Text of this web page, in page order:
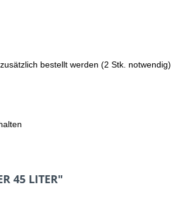
bestellt werden (2 Stk. notwendig)
45 LITER"